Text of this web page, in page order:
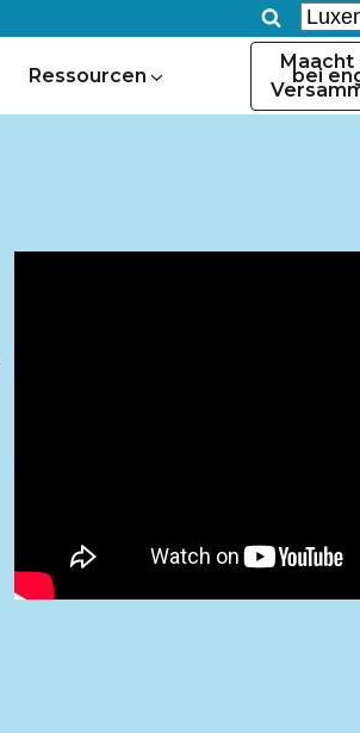
Ressourcen
Maacht
bei